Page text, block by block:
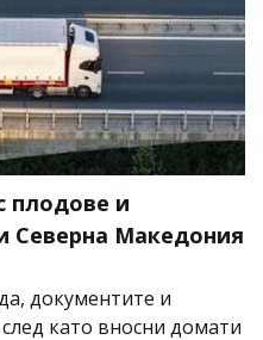
плодове и
Северна Македония
документите и
като вносни домати